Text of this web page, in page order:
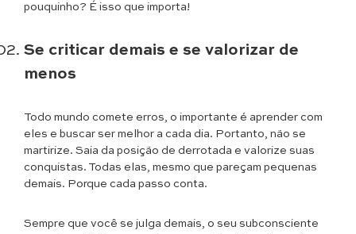
pouquinho? É isso que importa!
Se criticar demais e se valorizar de
menos
Todo mundo comete erros, o importante é aprender com
eles e buscar ser melhor a cada dia. Portanto, não se
martirize. Saia da posição de derrotada e valorize suas
conquistas. Todas elas, mesmo que pareçam pequenas
demais. Porque cada passo conta.
Sempre que você se julga demais, o seu subconsciente